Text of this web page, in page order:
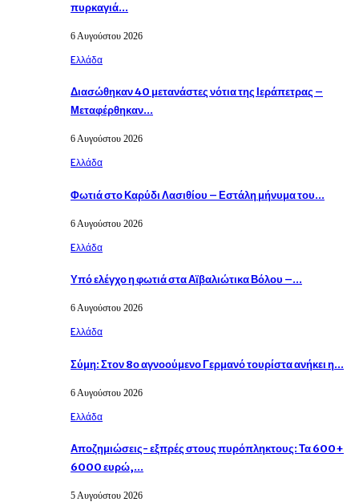
πυρκαγιά…
6 Αυγούστου 2026
Eλλάδα
Διασώθηκαν 40 μετανάστες νότια της Ιεράπετρας –
Μεταφέρθηκαν…
6 Αυγούστου 2026
Eλλάδα
Φωτιά στο Καρύδι Λασιθίου – Εστάλη μήνυμα του…
6 Αυγούστου 2026
Eλλάδα
Υπό ελέγχο η φωτιά στα Αϊβαλιώτικα Βόλου –…
6 Αυγούστου 2026
Eλλάδα
Σύμη: Στον 8ο αγνοούμενο Γερμανό τουρίστα ανήκει η…
6 Αυγούστου 2026
Eλλάδα
Αποζημιώσεις- εξπρές στους πυρόπληκτους: Τα 600+
6000 ευρώ,…
5 Αυγούστου 2026